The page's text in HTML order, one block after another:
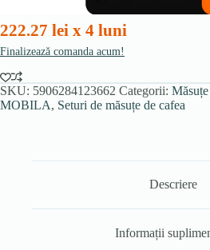
222.27 lei x 4 luni
Finalizează comanda acum!
SKU: 5906284123662 Categorii:
MOBILA, Seturi de măsuțe de cafea
Descriere
Informații